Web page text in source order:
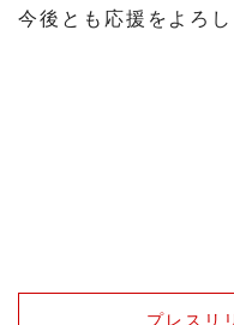
今後とも応援をよろ
プレスリ